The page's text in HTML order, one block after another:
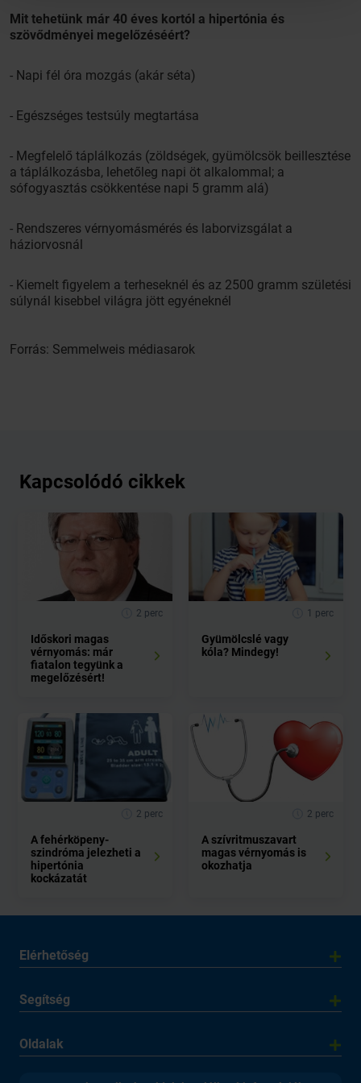
Mit tehetünk már 40 éves kortól a hipertónia és
szövődményei megelőzéséért?
- Napi fél óra mozgás (akár séta)
- Egészséges testsúly megtartása
- Megfelelő táplálkozás (zöldségek, gyümölcsök beillesztése
a táplálkozásba, lehetőleg napi öt alkalommal; a
sófogyasztás csökkentése napi 5 gramm alá)
- Rendszeres vérnyomásmérés és laborvizsgálat a
háziorvosnál
- Kiemelt figyelem a terheseknél és az 2500 gramm születési
súlynál kisebbel világra jött egyéneknél
Forrás: Semmelweis médiasarok
Kapcsolódó cikkek
2 perc
Időskori magas
vérnyomás: már
fiatalon tegyünk a
megelőzésért!
1 perc
Gyümölcslé vagy
kóla? Mindegy!
2 perc
A fehérköpeny-
szindróma jelezheti a
hipertónia
kockázatát
2 perc
A szívritmuszavart
magas vérnyomás is
okozhatja
Elérhetőség
Segítség
Oldalak